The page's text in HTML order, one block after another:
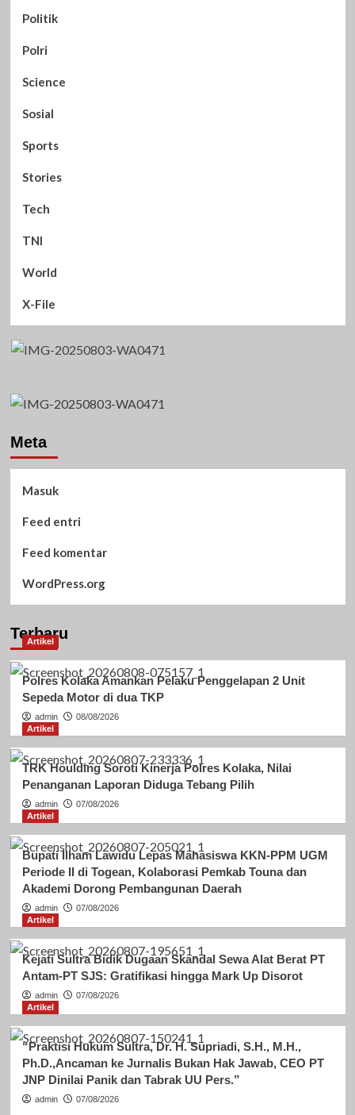
Politik
Polri
Science
Sosial
Sports
Stories
Tech
TNI
World
X-File
Meta
Masuk
Feed entri
Feed komentar
WordPress.org
Terbaru
Artikel
Polres Kolaka Amankan Pelaku Penggelapan 2 Unit
Sepeda Motor di dua TKP
admin
08/08/2026
Artikel
TRK Houlding Soroti Kinerja Polres Kolaka, Nilai
Penanganan Laporan Diduga Tebang Pilih
admin
07/08/2026
Artikel
Bupati Ilham Lawidu Lepas Mahasiswa KKN-PPM UGM
Periode II di Togean, Kolaborasi Pemkab Touna dan
Akademi Dorong Pembangunan Daerah
admin
07/08/2026
Artikel
Kejati Sultra Bidik Dugaan Skandal Sewa Alat Berat PT
Antam-PT SJS: Gratifikasi hingga Mark Up Disorot
admin
07/08/2026
Artikel
“Praktisi Hukum Sultra, Dr. H. Supriadi, S.H., M.H.,
Ph.D.,Ancaman ke Jurnalis Bukan Hak Jawab, CEO PT
JNP Dinilai Panik dan Tabrak UU Pers.”
admin 07/08/2026